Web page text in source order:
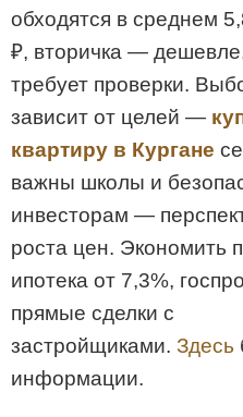
обходятся в среднем
₽, вторичка —
требует проверки.
зависит от целей —
квартиру в Кургане
важны школы и
инвесторам —
роста цен. Экономить
ипотека от 7,3%,
прямые сделки с
застройщиками. Здесь
информации.